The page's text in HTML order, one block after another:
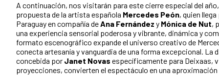
A continuación, nos visitarán para este cierre especial del
propuesta de la artista española Mercedes Peón, quien
Paraguay en compañía deAna Fernández y Mónica de Nut,
una experiencia sensorial poderosa y vibrante, dinámica y
formato escenográfico expande el universo creativo de
conecta artesanía y vanguardia de una forma excepcional. La
concebida por Janet Novas específicamente para Deixaas,
proyecciones, convierten el espectáculo en una